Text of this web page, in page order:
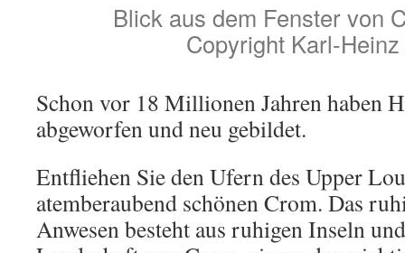
Blick aus dem Fenster von
Copyright Karl-
Schon vor 18 Millionen Jahren haben
abgeworfen und neu gebildet.
Entfliehen Sie den Ufern des Upper
atemberaubend schönen Crom. Das
Anwesen besteht aus ruhigen Inseln